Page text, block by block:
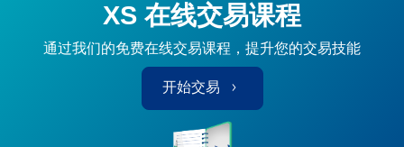
XS 在线交易课程
通过我们的免费在线交易课程，提升您的交易技能
开始交易